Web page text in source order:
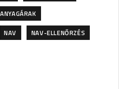
NAV
NAV-ELLENŐRZÉS